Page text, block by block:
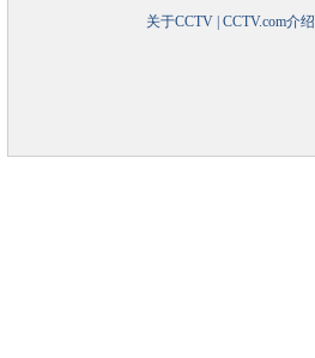
关于CCTV CCTV.com介绍